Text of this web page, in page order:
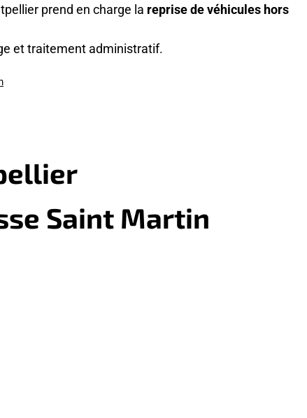
prend en charge la reprise de véhicules hors
et traitement administratif.
Saint Martin